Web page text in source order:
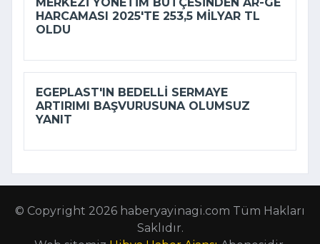
HARCAMASI 2025'TE 253,5 MILYAR TL
OLDU
EGEPLAST'IN BEDELLI SERMAYE
ARTIRIMI BAŞVURUSUNA OLUMSUZ
YANIT
© Copyright 2026 haberyayinagi.com Tüm Hakları
Saklıdır.